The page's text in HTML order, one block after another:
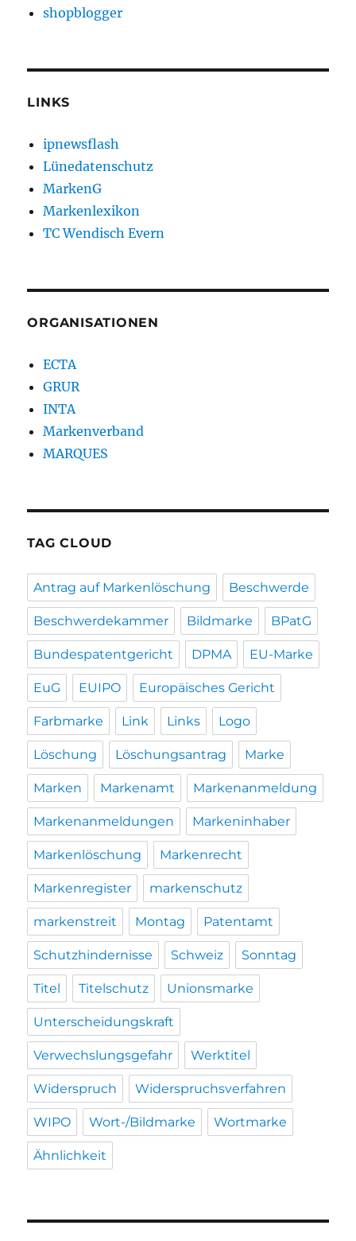
shopblogger
LINKS
ipnewsflash
Lünedatenschutz
MarkenG
Markenlexikon
TC Wendisch Evern
ORGANISATIONEN
ECTA
GRUR
INTA
Markenverband
MARQUES
TAG CLOUD
Antrag auf Markenlöschung Beschwerde
Beschwerdekammer Bildmarke BPatG
Bundespatentgericht DPMA EU-Marke
EuG EUIPO Europäisches Gericht
Farbmarke Link Links Logo
Löschung Löschungsantrag Marke
Marken Markenamt Markenanmeldung
Markenanmeldungen Markeninhaber
Markenlöschung Markenrecht
Markenregister markenschutz
markenstreit Montag Patentamt
Schutzhindernisse Schweiz Sonntag
Titel Titelschutz Unionsmarke
Unterscheidungskraft
Verwechslungsgefahr Werktitel
Widerspruch Widerspruchsverfahren
WIPO Wort-/Bildmarke Wortmarke
Ähnlichkeit